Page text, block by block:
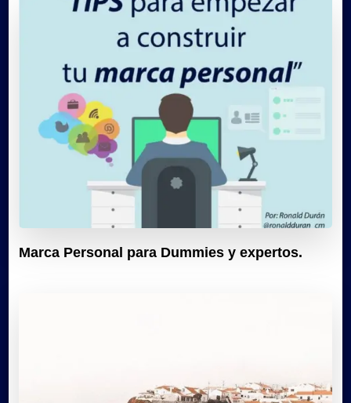
Marca Personal para Dummies y expertos.